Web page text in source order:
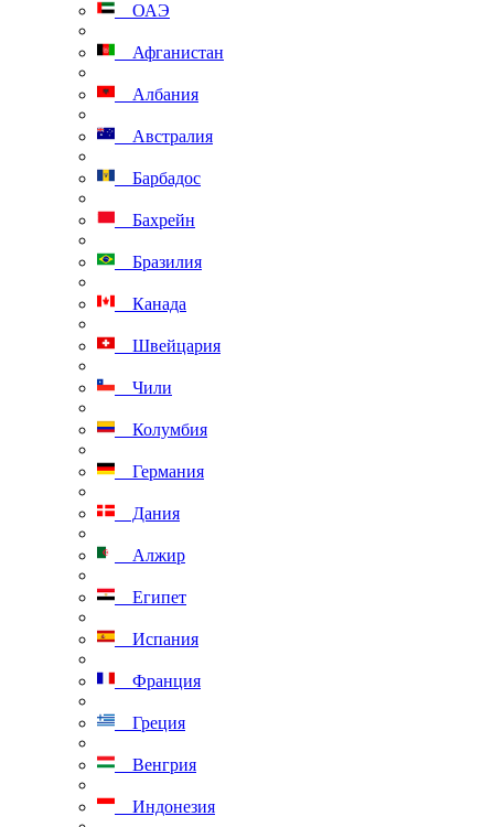
ОАЭ
Афганистан
Албания
Австралия
Барбадос
Бахрейн
Бразилия
Канада
Швейцария
Чили
Колумбия
Германия
Дания
Алжир
Египет
Испания
Франция
Греция
Венгрия
Индонезия